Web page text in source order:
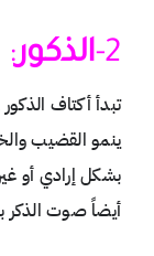
2- الذكور:
تبدأ أكتاف
ينمو القضيب
بشكل إرادي أو
أيضاً صوت